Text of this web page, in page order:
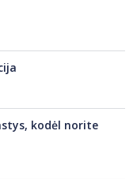
kodėl norite